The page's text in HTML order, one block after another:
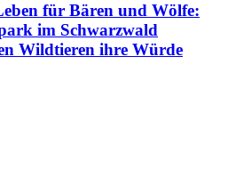
für Bären und Wölfe:
im Schwarzwald
Wildtieren ihre Würde